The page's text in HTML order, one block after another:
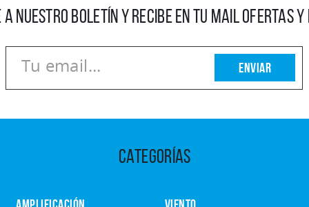
A NUESTRO BOLETÍN Y RECIBE EN TU MAIL OFERTAS
Enviar
CATEGORÍAS